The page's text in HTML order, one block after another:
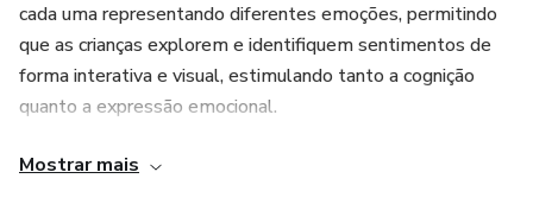
cada uma representando diferentes emoções, permitindo
que as crianças explorem e identifiquem sentimentos de
forma interativa e visual, estimulando tanto a cognição
quanto a expressão emocional.
🖨️ Como usar:
Mostrar mais